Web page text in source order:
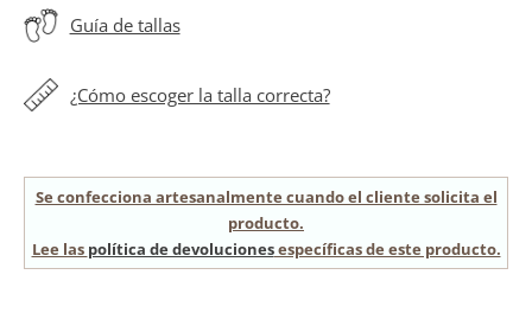
Guía de tallas
¿Cómo escoger la talla correcta?
Se confecciona artesanalmente cuando el cliente solicita el
producto.
Lee las política de devolucionesespecíficas de este producto.